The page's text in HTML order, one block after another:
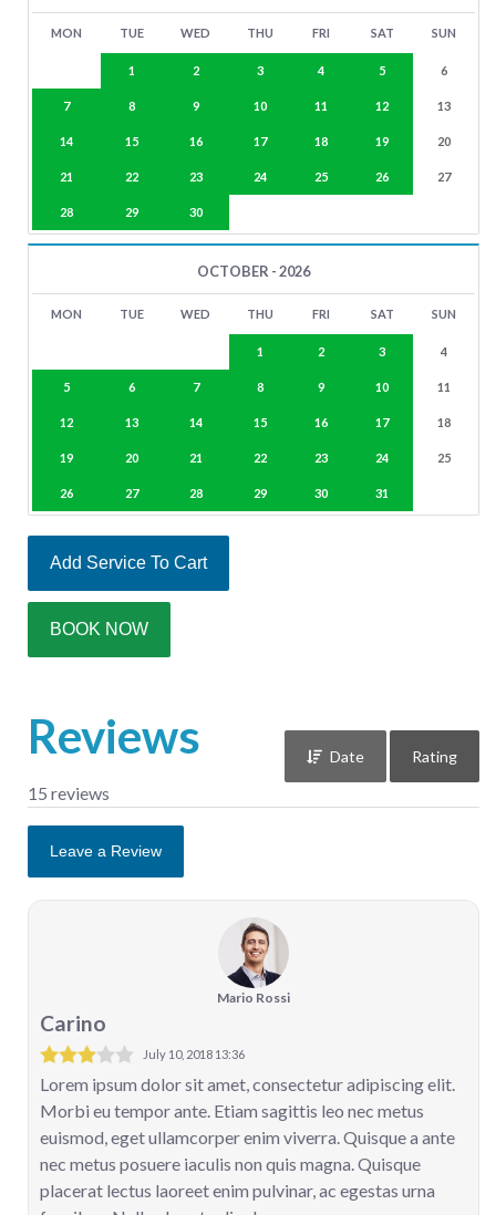
MON TUE WED THU FRI SAT SUN
1 2 3 4 5 6
7 8 9 10 11 12 13
14 15 16 17 18 19 20
21 22 23 24 25 26 27
28 29 30
OCTOBER - 2026
MON TUE WED THU FRI SAT SUN
1 2 3 4
5 6 7 8 9 10 11
12 13 14 15 16 17 18
19 20 21 22 23 24 25
26 27 28 29 30 31
Add Service To Cart
BOOK NOW
Reviews
15 reviews
Date Rating
Leave a Review
Mario Rossi
Carino
July 10, 2018 13:36
Lorem ipsum dolor sit amet, consectetur adipiscing elit.
Morbi eu tempor ante. Etiam sagittis leo nec metus
euismod, eget ullamcorper enim viverra. Quisque a ante
nec metus posuere iaculis non quis magna. Quisque
placerat lectus laoreet enim pulvinar, ac egestas urna